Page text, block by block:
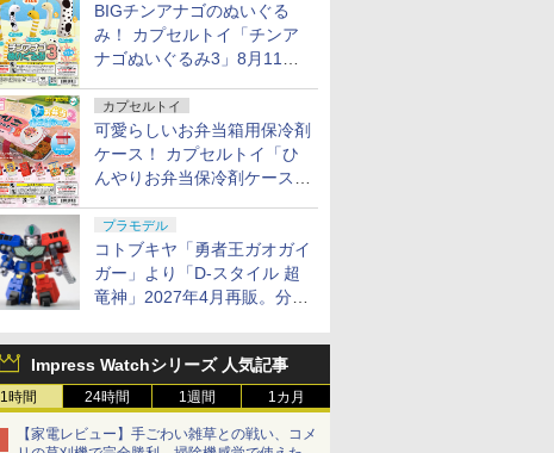
BIGチンアナゴのぬいぐる
み！ カプセルトイ「チンア
ナゴぬいぐるみ3」8月11日
カプセルトイ
可愛らしいお弁当箱用保冷剤
ケース！ カプセルトイ「ひ
んやりお弁当保冷剤ケース
プラモデル
コトブキヤ「勇者王ガオガイ
ガー」より「D-スタイル 超
竜神」2027年4月再販。分離
Impress Watchシリーズ 人気記事
1時間 24時間 1週間 1カ月
【家電レビュー】手ごわい雑草との戦い、コメ